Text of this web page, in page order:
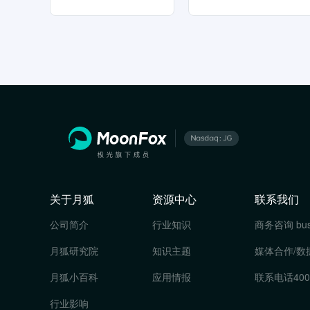
关于月狐
公司简介
月狐研究院
月狐小百科
行业影响
资源中心
行业知识
知识主题
应用情报
联系我们
商务咨询
媒体合作/数
联系电话